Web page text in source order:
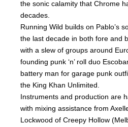
the sonic calamity that Chrome
decades.
Running Wild builds on Pablo’s
the last decade in both fore and
with a slew of groups around
founding punk ‘n’ roll duo
battery man for garage punk
the King Khan Unlimited.
Instruments and production are
with mixing assistance from
Lockwood of Creepy Hollow